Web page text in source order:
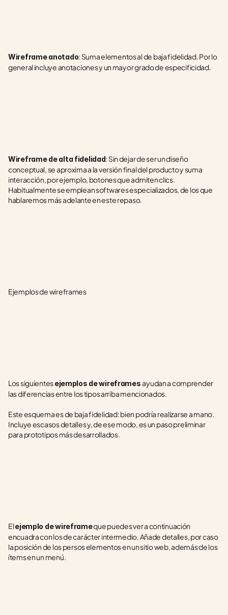
Wireframe anotado: Suma elementos al de baja fidelidad. Por lo
general incluye anotaciones y un mayor grado de especificidad.
Wireframe de alta fidelidad: Sin dejar de ser un diseño
conceptual, se aproxima a la versión final del producto y suma
interacción, por ejemplo, botones que admiten clics.
Habitualmente se emplean softwares especializados, de los que
hablaremos más adelante en este repaso.
Ejemplos de wireframes
Los siguientes ejemplos de wireframes ayudan a comprender
las diferencias entre los tipos arriba mencionados.
Este esquema es de baja fidelidad: bien podría realizarse a mano.
Incluye escasos detalles y, de ese modo, es un paso preliminar
para prototipos más desarrollados.
El ejemplo de wireframe que puedes ver a continuación
encuadra con los de carácter intermedio. Añade detalles, por caso
la posición de los persos elementos en un sitio web, además de los
ítems en un menú.